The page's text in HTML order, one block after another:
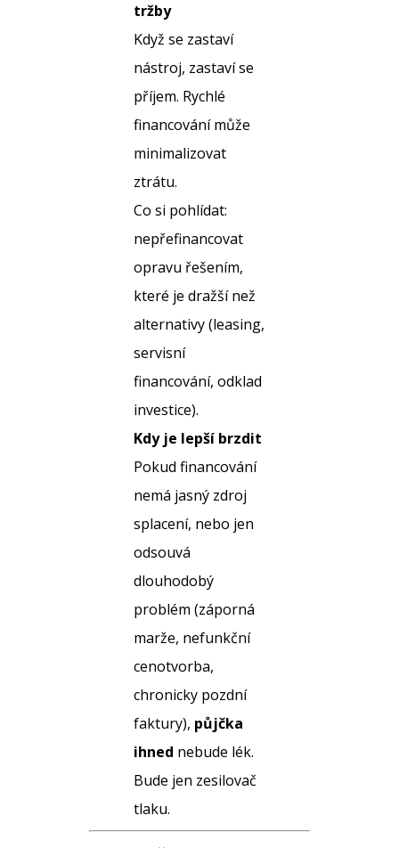
tržby
Když se zastaví
nástroj, zastaví se
příjem. Rychlé
financování může
minimalizovat
ztrátu.
Co si pohlídat:
nepřefinancovat
opravu řešením,
které je dražší než
alternativy (leasing,
servisní
financování, odklad
investice).
Kdy je lepší brzdit
Pokud financování
nemá jasný zdroj
splacení, nebo jen
odsouvá
dlouhodobý
problém (záporná
marže, nefunkční
cenotvorba,
chronicky pozdní
faktury), půjčka
ihned nebude lék.
Bude jen zesilovač
tlaku.